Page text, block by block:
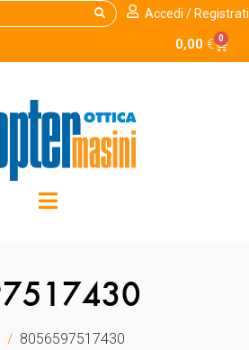
Accedi / Registrati
0,00 € 0
8056597517430